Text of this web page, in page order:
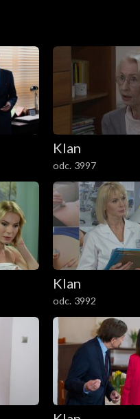
już domu. Zosi
Klan
odc. 3997
Klan
odc. 3992